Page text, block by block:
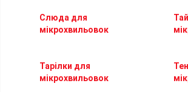
Слюда для
мікрохвильовок
Тарілки для
мікрохвильовок